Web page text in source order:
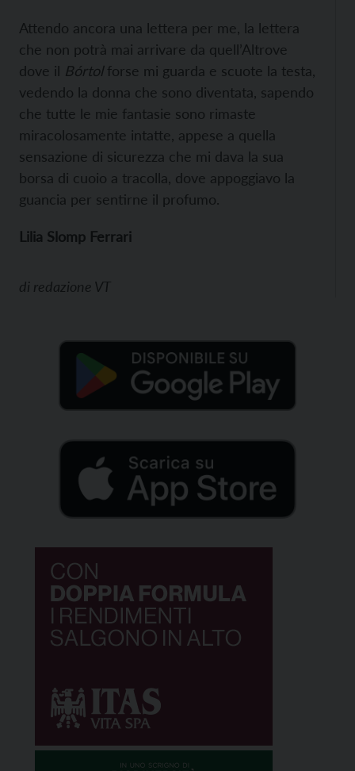
Attendo ancora una lettera per me, la lettera
che non potrà mai arrivare da quell’Altrove
dove il Bórtolforse mi guarda e scuote la testa,
vedendo la donna che sono diventata, sapendo
che tutte le mie fantasie sono rimaste
miracolosamente intatte, appese a quella
sensazione di sicurezza che mi dava la sua
borsa di cuoio a tracolla, dove appoggiavo la
guancia per sentirne il profumo.
Lilia Slomp Ferrari
di redazione VT